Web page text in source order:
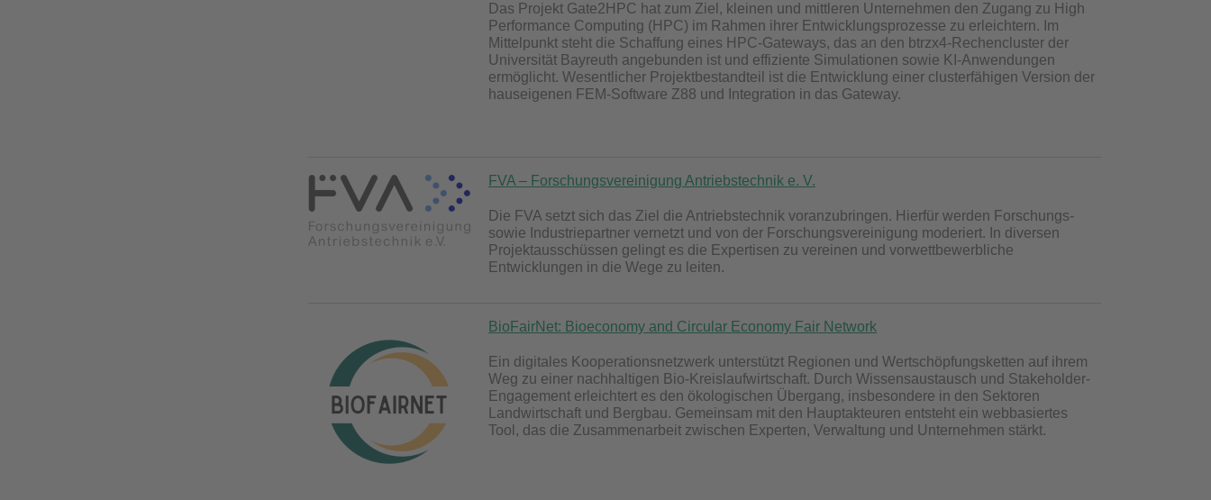
Das Projekt Gate2HPC hat zum Ziel, kleinen und mittleren Unternehmen den Zugang zu High
Performance Computing (HPC) im Rahmen ihrer Entwicklungsprozesse zu erleichtern. Im
Mittelpunkt steht die Schaffung eines HPC-Gateways, das an den btrzx4-Rechencluster der
Universität Bayreuth angebunden ist und effiziente Simulationen sowie KI-Anwendungen
ermöglicht. Wesentlicher Projektbestandteil ist die Entwicklung einer clusterfähigen Version der
hauseigenen FEM-Software Z88 und Integration in das Gateway.
FVA – Forschungsvereinigung Antriebstechnik e. V.
Die FVA setzt sich das Ziel die Antriebstechnik voranzubringen. Hierfür werden Forschungs-
sowie Industriepartner vernetzt und von der Forschungsvereinigung moderiert. In diversen
Projektausschüssen gelingt es die Expertisen zu vereinen und vorwettbewerbliche
Entwicklungen in die Wege zu leiten.
BioFairNet: Bioeconomy and Circular Economy Fair Network
Ein digitales Kooperationsnetzwerk unterstützt Regionen und Wertschöpfungsketten auf ihrem
Weg zu einer nachhaltigen Bio-Kreislaufwirtschaft. Durch Wissensaustausch und Stakeholder-
Engagement erleichtert es den ökologischen Übergang, insbesondere in den Sektoren
Landwirtschaft und Bergbau. Gemeinsam mit den Hauptakteuren entsteht ein webbasiertes
Tool, das die Zusammenarbeit zwischen Experten, Verwaltung und Unternehmen stärkt.